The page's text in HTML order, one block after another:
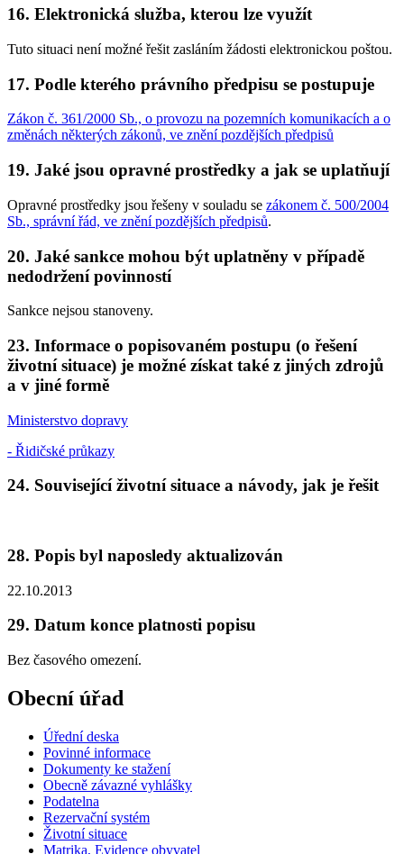
16. Elektronická služba, kterou lze využít
Tuto situaci není možné řešit zasláním žádosti elektronickou poštou.
17. Podle kterého právního předpisu se postupuje
Zákon č. 361/2000 Sb., o provozu na pozemních komunikacích a o
změnách některých zákonů, ve znění pozdějších předpisů
19. Jaké jsou opravné prostředky a jak se uplatňují
Opravné prostředky jsou řešeny v souladu se zákonem č. 500/2004
Sb., správní řád, ve znění pozdějších předpisů.
20. Jaké sankce mohou být uplatněny v případě
nedodržení povinností
Sankce nejsou stanoveny.
23. Informace o popisovaném postupu (o řešení
životní situace) je možné získat také z jiných zdrojů
a v jiné formě
Ministerstvo dopravy
- Řidičské průkazy
24. Související životní situace a návody, jak je řešit
28. Popis byl naposledy aktualizován
22.10.2013
29. Datum konce platnosti popisu
Bez časového omezení.
Obecní úřad
Úřední deska
Povinné informace
Dokumenty ke stažení
Obecně závazné vyhlášky
Podatelna
Rezervační systém
Životní situace
Matrika, Evidence obyvatel